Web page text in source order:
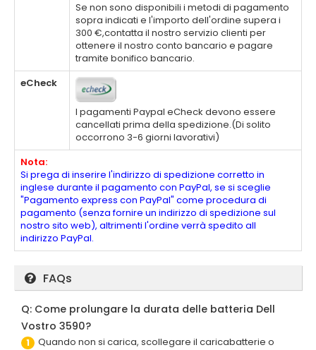
Se non sono disponibili i metodi di pagamento
sopra indicati e l'importo dell'ordine supera i
300 €,contatta il nostro servizio clienti per
ottenere il nostro conto bancario e pagare
tramite bonifico bancario.
eCheck
I pagamenti Paypal eCheck devono essere
cancellati prima della spedizione.(Di solito
occorrono 3-6 giorni lavorativi)
Nota:
Si prega di inserire l'indirizzo di spedizione corretto in
inglese durante il pagamento con PayPal, se si sceglie
"Pagamento express con PayPal" come procedura di
pagamento (senza fornire un indirizzo di spedizione sul
nostro sito web), altrimenti l'ordine verrà spedito all
indirizzo PayPal.
FAQs
Q: Come prolungare la durata delle batteria Dell
Vostro 3590?
1
Quando non si carica, scollegare il caricabatterie o